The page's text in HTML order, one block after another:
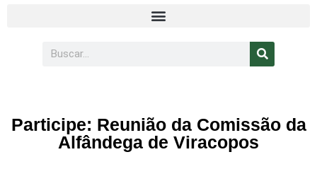
Participe: Reunião da Comissão da
Alfândega de Viracopos